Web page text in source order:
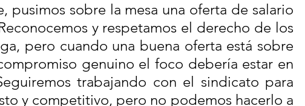
pusimos sobre la mesa una oferta de salario
y respetamos el derecho de los
pero cuando una buena oferta está sobre
genuino el foco debería estar en
trabajando con el sindicato para
y competitivo, pero no podemos hacerlo a